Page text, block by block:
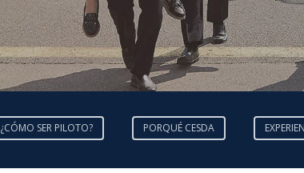
¿CÓMO SER PILOTO? PORQUÉ CESDA